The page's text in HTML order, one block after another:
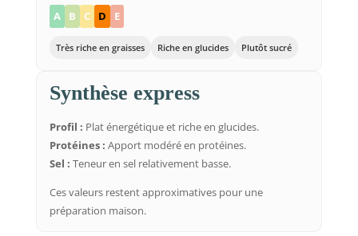
A B C D E
Très riche en graisses Riche en glucides Plutôt sucré
Synthèse express
Profil : Plat énergétique et riche en glucides.
Protéines : Apport modéré en protéines.
Sel : Teneur en sel relativement basse.
Ces valeurs restent approximatives pour une
préparation maison.